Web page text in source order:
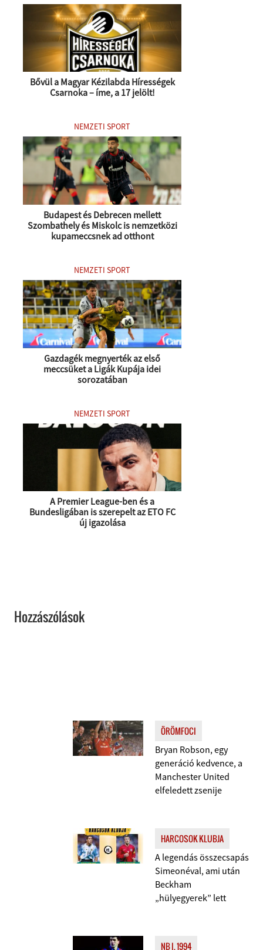
Bővül a Magyar Kézilabda Hírességek
Csarnoka – íme, a 17 jelölt!
NEMZETI SPORT
Budapest és Debrecen mellett
Szombathely és Miskolc is nemzetközi
kupameccsnek ad otthont
NEMZETI SPORT
Gazdagék megnyerték az első
meccsüket a Ligák Kupája idei
sorozatában
NEMZETI SPORT
A Premier League-ben és a
Bundesligában is szerepelt az ETO FC
új igazolása
Hozzászólások
ÖRÖMFOCI
Bryan Robson, egy
generáció kedvence, a
Manchester United
elfeledett zsenije
HARCOSOK KLUBJA
A legendás összecsapás
Simeonéval, ami után
Beckham
„hülyegyerek” lett
NB I, 1994